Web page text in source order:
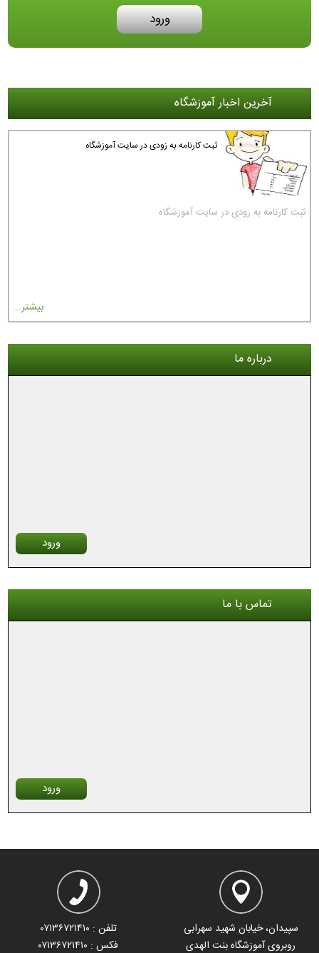
ورود
آخرین اخبار آموزشگاه
ثبت کارنامه به زودی در سایت آموزشگاه
ثبت کارنامه به زودی در سایت آموزشگاه
بیشتر...
درباره ما
ورود
تماس با ما
ورود
سپیدان، خیابان شهید سهرابی
روبروی آموزشگاه بنت الهدی
تلفن : ۰۷۱۳۶۷۲۱۴۱۰
فکس : ۰۷۱۳۶۷۲۱۴۱۰